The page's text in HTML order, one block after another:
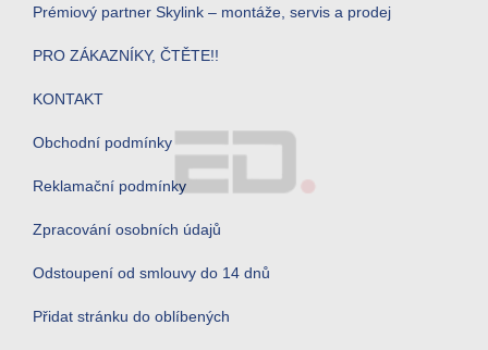
Prémiový partner Skylink – montáže, servis a prodej
PRO ZÁKAZNÍKY, ČTĚTE!!
KONTAKT
Obchodní podmínky
Reklamační podmínky
Zpracování osobních údajů
Odstoupení od smlouvy do 14 dnů
Přidat stránku do oblíbených